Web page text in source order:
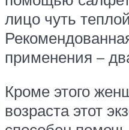
лицо чуть
применения –
Кроме этого
возраста этот